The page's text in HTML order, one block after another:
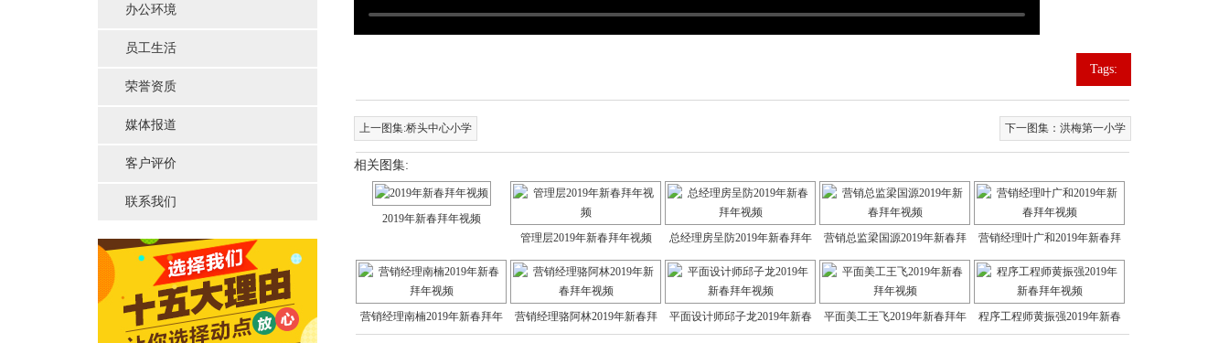
办公环境
员工生活
荣誉资质
媒体报道
客户评价
联系我们
Tags:
上一图集:桥头中心小学 下一图集： 洪梅第一小学
相关图集:
2019年新春拜年视频
管理层2019年新春拜年视频
总经理房呈防2019年新春拜年
视频
营销总监梁国源2019年新春拜
年视
营销经理叶广和2019年新春拜
年视
营销经理南楠2019年新春拜年
营销经理骆阿林2019年新春拜
平面设计师邱子龙2019年新春
平面美工王飞2019年新春拜年
程序工程师黄振强2019年新春